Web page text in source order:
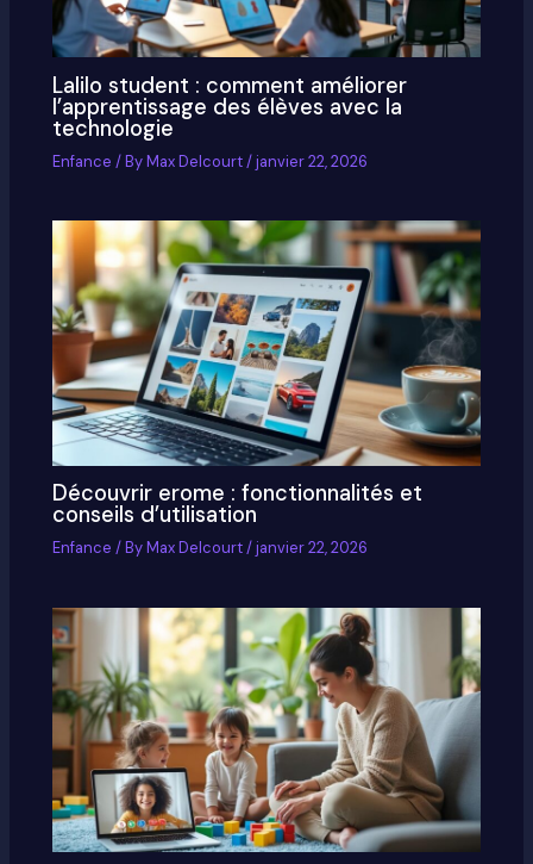
Lalilo student : comment améliorer
l’apprentissage des élèves avec la
technologie
Enfance / ByMax Delcourt/janvier 22, 2026
Découvrir erome : fonctionnalités et
conseils d’utilisation
Enfance / ByMax Delcourt/janvier 22, 2026